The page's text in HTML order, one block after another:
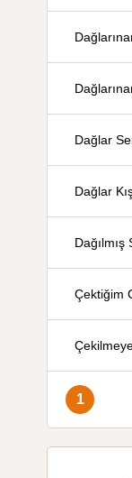
Dağlar
Dağlar
Çektiğim
1